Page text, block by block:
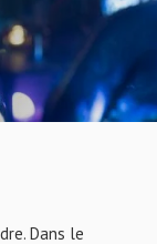
Dans le